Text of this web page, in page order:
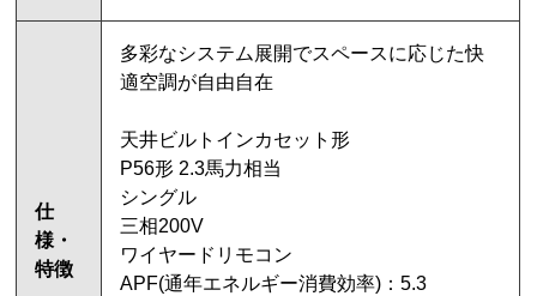
仕
様・
特徴
多彩なシステム展開でスペースに応じた快
適空調が自由自在
天井ビルトインカセット形
P56形 2.3馬力相当
シングル
三相200V
ワイヤードリモコン
APF(通年エネルギー消費効率)：5.3